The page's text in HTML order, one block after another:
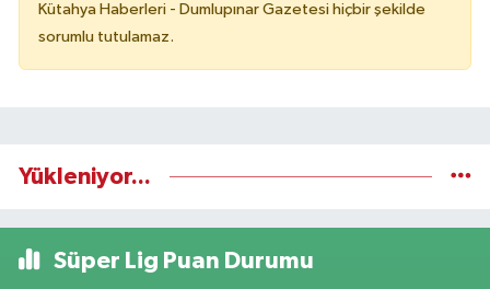
Kütahya Haberleri - Dumlupınar Gazetesi hiçbir şekilde
sorumlu tutulamaz.
Yükleniyor...
Süper Lig Puan Durumu